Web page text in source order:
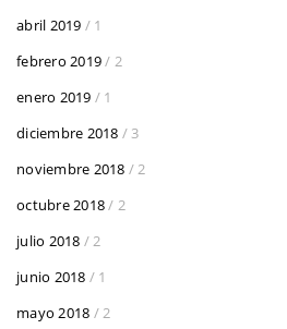
abril 2019 / 1
febrero 2019/ 2
enero 2019 / 1
diciembre 2018 / 3
noviembre 2018 / 2
octubre 2018/ 2
julio 2018 / 2
junio 2018 / 1
mayo 2018 / 2